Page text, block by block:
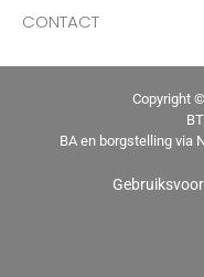
CONTACT
Copyright
BA en borgstelling via